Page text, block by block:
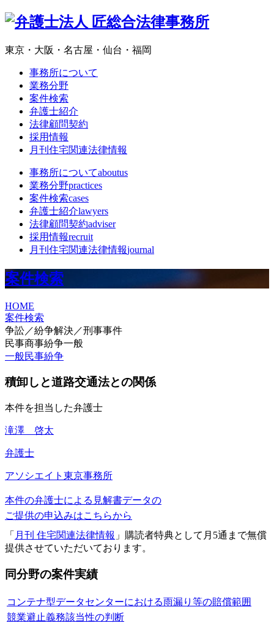
東京・大阪・名古屋・仙台・福岡
事務所について
業務分野
案件検索
弁護士紹介
法律顧問契約
採用情報
月刊住宅関連法律情報
事務所についてaboutus
業務分野practices
案件検索cases
弁護士紹介lawyers
法律顧問契約adviser
採用情報recruit
月刊住宅関連法律情報journal
案件検索
HOME
案件検索
争訟／紛争解決／刑事事件
民事商事紛争一般
一般民事紛争
積卸しと道路交通法との関係
本件を担当した弁護士
滝澤 啓太
弁護士
アソシエイト 東京事務所
本件の弁護士による見解書データの
ご提供の申込みはこちらから
「 月刊 住宅関連法律情報 」購読者特典として月5通まで無償
提供させていただいております。
同分野の案件実績
コンテナ型データセンターにおける雨漏り等の賠償範囲
競業避止義務該当性の判断